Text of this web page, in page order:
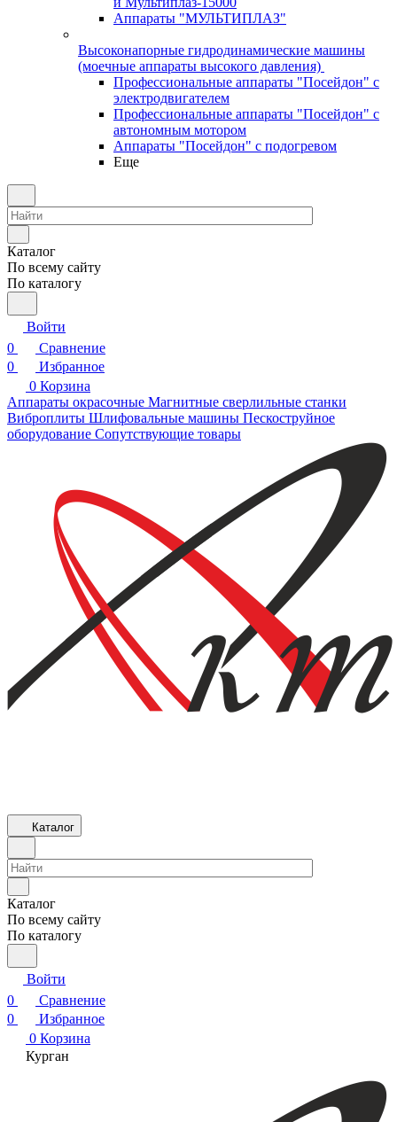
Аппараты "МУЛЬТИПЛАЗ"
Высоконапорные гидродинамические машины
(моечные аппараты высокого давления)
Профессиональные аппараты "Посейдон" с
электродвигателем
Профессиональные аппараты "Посейдон" с
автономным мотором
Аппараты "Посейдон" с подогревом
Еще
Каталог
По всему сайту
По каталогу
Войти
0
Сравнение
0
Избранное
0 Корзина
Аппараты окрасочные Магнитные сверлильные станки
Виброплиты Шлифовальные машины Пескоструйное
оборудование Сопутствующие товары
Каталог
Каталог
По всему сайту
По каталогу
Войти
0
Сравнение
0
Избранное
0 Корзина
Курган